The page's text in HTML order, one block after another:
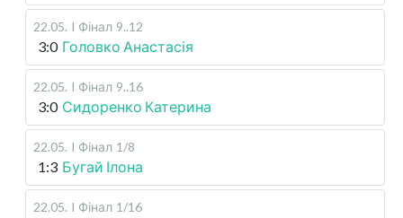
22.05. I Фінал 9..12
3:0 Головко Анастасія
22.05. I Фінал 9..16
3:0 Сидоренко Катерина
22.05. I Фінал 1/8
1:3 Бугай Ілона
22.05. I Фінал 1/16